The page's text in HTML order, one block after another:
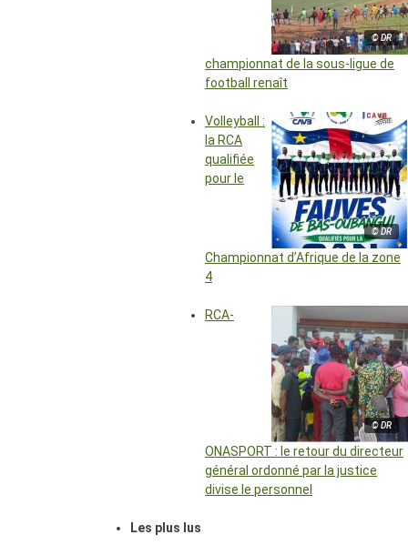
© DR
championnat de la sous-ligue de
football renaît
© DR
Volleyball :
la RCA
qualifiée
pour le
Championnat d’Afrique de la zone
4
© DR
RCA-
ONASPORT : le retour du directeur
général ordonné par la justice
divise le personnel
Les plus lus